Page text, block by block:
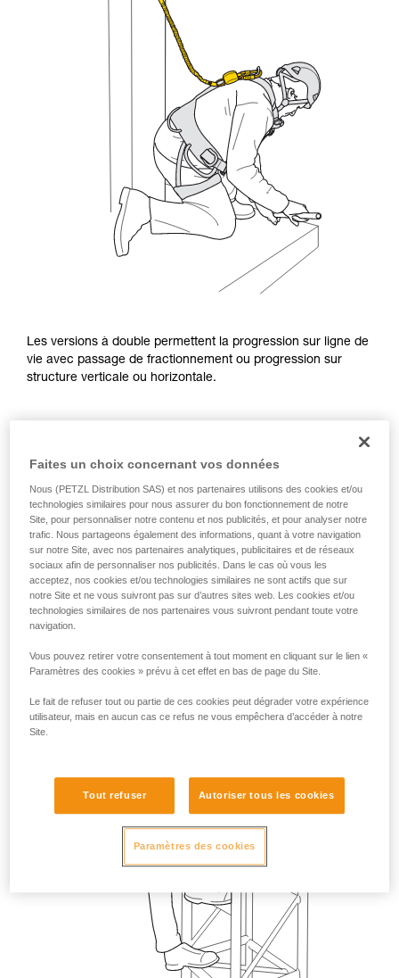
Les versions à double permettent la progression sur ligne de
vie avec passage de fractionnement ou progression sur
structure verticale ou horizontale.
Faites un choix concernant vos données
Nous (PETZL Distribution SAS) et nos partenaires utilisons des cookies et/ou
technologies similaires pour nous assurer du bon fonctionnement de notre
Site, pour personnaliser notre contenu et nos publicités, et pour analyser notre
trafic. Nous partageons également des informations, quant à votre navigation
sur notre Site, avec nos partenaires analytiques, publicitaires et de réseaux
sociaux afin de personnaliser nos publicités. Dans le cas où vous les
acceptez, nos cookies et/ou technologies similaires ne sont actifs que sur
notre Site et ne vous suivront pas sur d’autres sites web. Les cookies et/ou
technologies similaires de nos partenaires vous suivront pendant toute votre
navigation.
Vous pouvez retirer votre consentement à tout moment en cliquant sur le lien «
Paramètres des cookies » prévu à cet effet en bas de page du Site.
Le fait de refuser tout ou partie de ces cookies peut dégrader votre expérience
utilisateur, mais en aucun cas ce refus ne vous empêchera d’accéder à notre
Site.
Tout refuser Autoriser tous les cookies
Paramètres des cookies